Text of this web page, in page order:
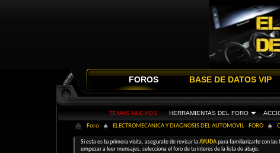
FOROS
TEMAS NUEVOS HERRAMIENTAS DEL FORO
BASE DE DATOS VIP
Foro ELECTROMECANICA Y DIAGNOSIS DEL AUTOMOVIL - FORO
Si esta es tu primera visita, asegurate de revisar laAYUDApara familiarizarte con las
empezar a leer mensajes, selecciona el foro de tu interes de la lista de abajo.